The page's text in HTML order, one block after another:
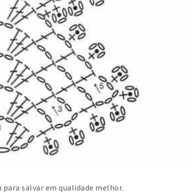
para salvar em qualidade melhor.